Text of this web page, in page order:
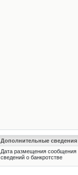
Дополнительные сведения
Дата размещения
сведений о банкротстве